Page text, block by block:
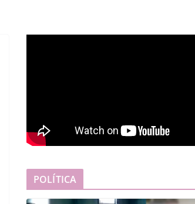
POLÍTICA